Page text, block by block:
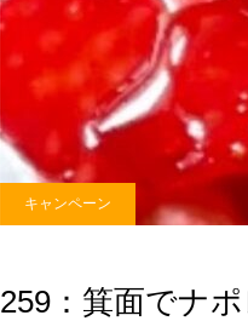
キャンペーン
259：箕面でナ